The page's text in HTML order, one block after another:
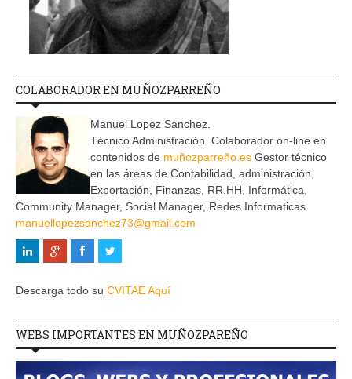
COLABORADOR EN MUÑOZPARREÑO
Manuel Lopez Sanchez.
Técnico Administración. Colaborador on-line en
contenidos de muñozparreño.es Gestor técnico
en las áreas de Contabilidad, administración,
Exportación, Finanzas, RR.HH, Informática,
Community Manager, Social Manager, Redes Informaticas.
manuellopezsanchez73@gmail.com
Descarga todo su CVITAE Aquí
WEBS IMPORTANTES EN MUÑOZPAREÑO